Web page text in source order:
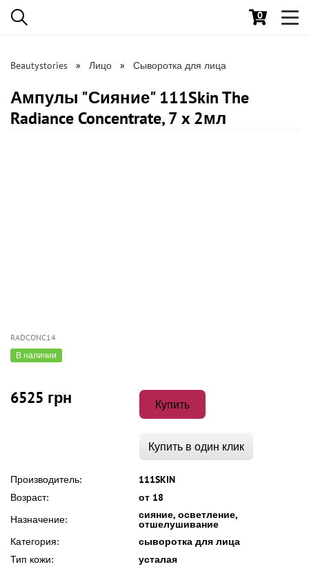
0
Beautystories Лицо Сыворотка для лица
Ампулы "Сияние" 111Skin The
Radiance Concentrate, 7 x 2мл
RADCONC14
В наличии
6525 грн Купить
Купить в один клик
Производитель:
111SKIN
Возраст:
от 18
Назначение:
сияние, осветление,
отшелушивание
Категория:
сыворотка для лица
Тип кожи:
усталая